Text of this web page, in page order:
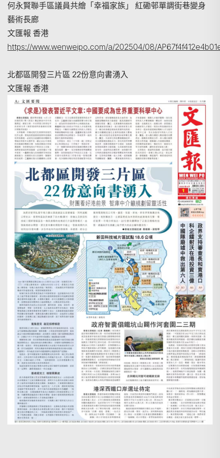
搜尋
何永賢聯手區議員共繪「幸福家族」 紅磡邨單調街巷變身
藝術長廊
文匯報 香港
https://www.wenweipo.com/a/202504/08/
北都區開發三片區 22份意向書湧入
文匯報 香港